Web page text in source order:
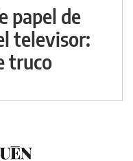
papel de
televisor:
truco